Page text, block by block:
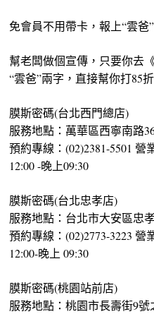
免會員不用帶卡，報上“雲爸
幫老闆做個宣傳，只要你去
“雲爸”兩字，直接幫你打85折
膜斯密碼(台北西門總店)
服務地點：萬華區西寧南路
預約專線：(02)2381-5501
12:00 -晚上09:30
膜斯密碼(台北忠孝店)
服務地點：台北市大安區忠
預約專線：(02)2773-3223
12:00-晚上 09:30
膜斯密碼(桃園站前店)
服務地點：桃園市長壽街9號